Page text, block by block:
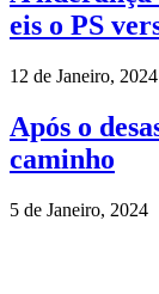
eis o PS
12 de Janeiro, 2024
Após o
caminho
5 de Janeiro, 2024